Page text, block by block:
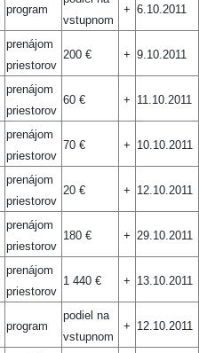
program
vstupnom
+ 6.10.2011
prenájom
priestorov
200 € + 9.10.2011
prenájom
priestorov
60 € + 11.10.2011
prenájom
priestorov
70 € + 10.10.2011
prenájom
priestorov
20 € + 12.10.2011
prenájom
priestorov
180 € + 29.10.2011
prenájom
priestorov
1 440 € + 13.10.2011
program
podiel na
vstupnom
+ 12.10.2011